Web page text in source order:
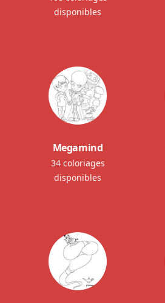
disponibles
Megamind
34 coloriages
disponibles